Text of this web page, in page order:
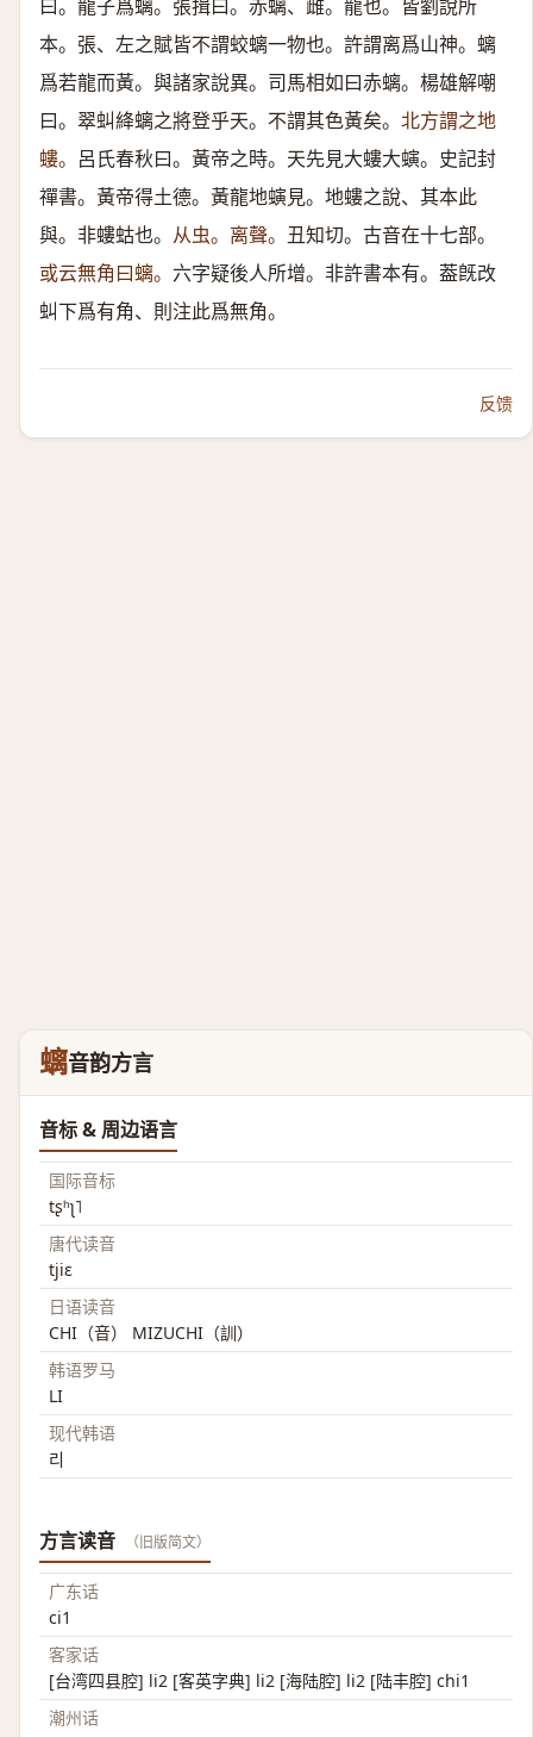
曰。龍子爲螭。張揖曰。赤螭、雌。龍也。皆劉說所
本。張、左之賦皆不謂蛟螭一物也。許謂离爲山神。螭
爲若龍而黃。與諸家說異。司馬相如曰赤螭。楊雄解嘲
曰。翠虯絳螭之將登乎天。不謂其色黃矣。 北方謂之地
螻。 呂氏春秋曰。黃帝之時。天先見大螻大螾。史記封
禪書。黃帝得土德。黃龍地螾見。地螻之說、其本此
與。非螻蛄也。 从虫。离聲。 丑知切。古音在十七部。
或云無角曰螭。 六字疑後人所增。非許書本有。葢旣改
虯下爲有角、則注此爲無角。
反馈
螭音韵方言
音标 & 周边语言
国际音标
tʂʰʅ˥
唐代读音
tjiɛ
日语读音
CHI（音） MIZUCHI（訓）
韩语罗马
LI
现代韩语
리
方言读音 （旧版简文）
广东话
ci1
客家话
[台湾四县腔] li2 [客英字典] li2 [海陆腔] li2 [陆丰腔] chi1
潮州话